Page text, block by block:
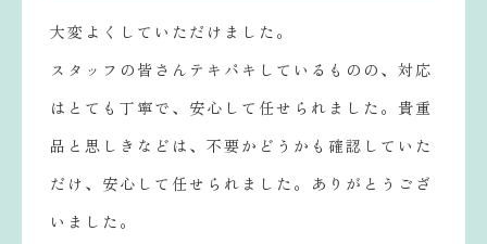
大変よくしていただけました。
スタッフの皆さんテキパキしているものの、対応
はとても丁寧で、安心して任せられました。貴重
品と思しきなどは、不要かどうかも確認していた
だけ、安心して任せられました。ありがとうござ
いました。